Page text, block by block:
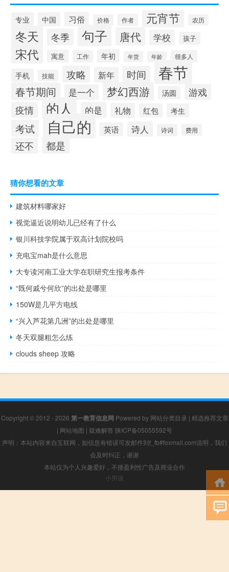
专业 中国 习俗 价格 作者 元宵节 农历
冬天 冬季 句子 唐代 学校 孩子
宋代 寓意 工作 年初 年货 年龄 很多人
手机 技能 攻略 新年 时间 春节
春节期间 是一个 梦幻西游 汤圆
游戏
疫情
的人 的是 礼物 红包 考生
考试 自己的 英语 诗人 诗词 费用
还不 都是
猜你想看的文章
建筑材料哪家好
视觉逼近说明幼儿已经有了什么
银川科技学院属于双高计划院校吗
充电宝mah是什么意思
大专读河南工业大学在职研究生报考条件
“既何戚兮何欣”的出处是哪里
150W是几平方电线
“兴入芦花第几洲”的出处是哪里
冬天双腿粗怎么练
clouds sheep 攻略
Copyright © 2012 - 2026 第一教育信息网 Powered by 网站分类目录 | 精选推荐文章
| 网站地图 | 疑难解答 陕ICP备05055592号
声明：本站内容来自互联网，如信息有错误可发邮件到f_fb#foxmail.com说明，我们
会及时纠正，谢谢
本站仅为个人兴趣爱好，不接盈利性广告及商业合作
小男孩